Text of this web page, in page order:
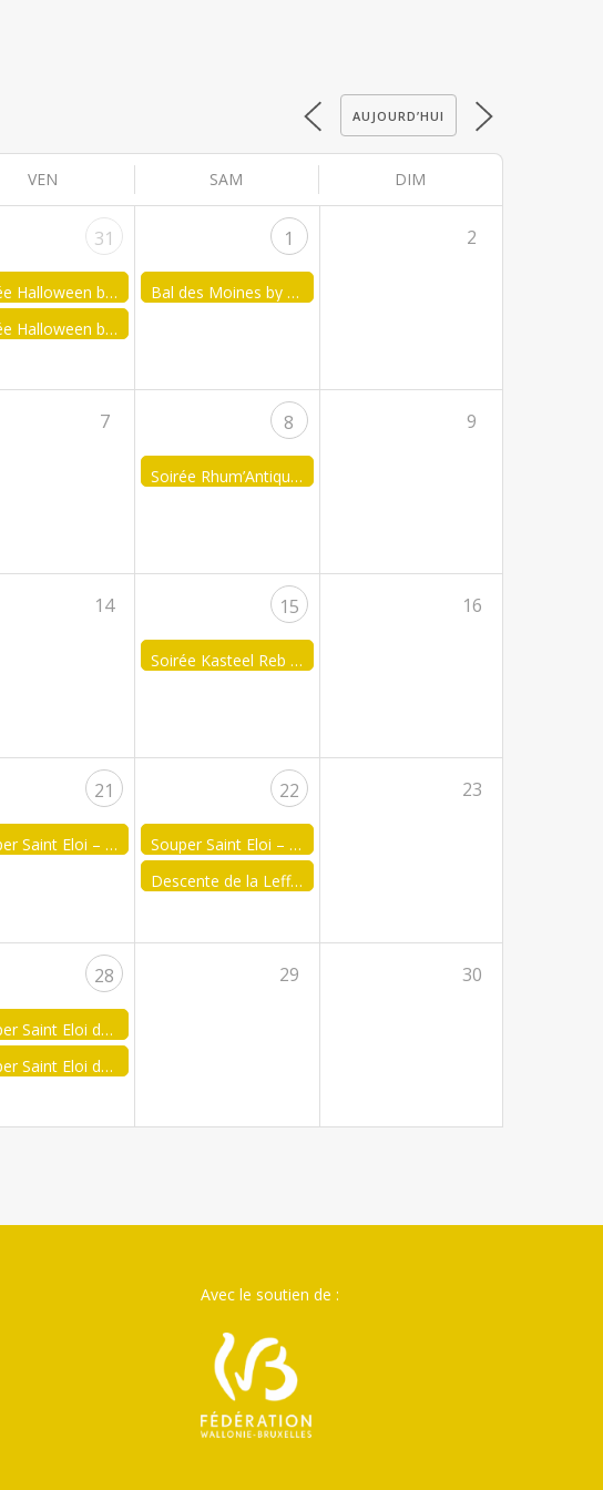
AUJOURD’HUI
VEN SAM DIM
31
Soirée Halloween by FJA Nivelles-Genappe
Soirée Halloween by FJA Rochefort
1
Bal des Moines by FJA Fosses-la-Ville
2
7 8
Soirée Rhum’Antique by FJA Provinciale Namur
9
14 15
Soirée Kasteel Reb by FJA WPJ
16
21
Souper Saint Eloi – FJA Merbes-Binche
22
Souper Saint Eloi – FJA Chimay
Descente de la Leffe de la FJA d’Eghezée
23
28
Souper Saint Eloi de la FJA de Seneffe
Souper Saint Eloi de la FJA de Tournai 1
29 30
Avec le soutien de :